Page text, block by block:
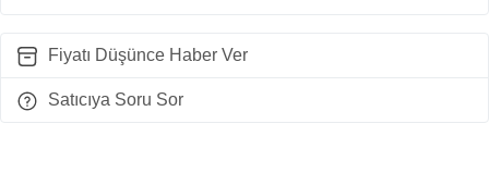
Fiyatı Düşünce Haber Ver
Satıcıya Soru Sor